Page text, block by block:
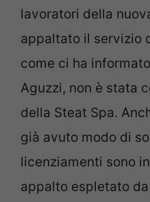
lavoratori della
appaltato il servizio
come ci ha
Aguzzi, non è stata
della Steat Spa.
già avuto modo di
licenziamenti sono
appalto espletato